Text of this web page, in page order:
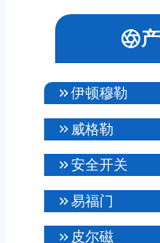
伊顿穆勒
威格勒
安全开关
易福门
皮尔磁